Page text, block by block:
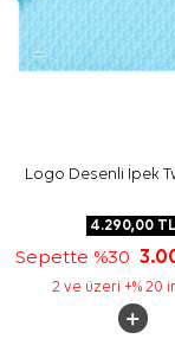
Logo Desenli İpek
4.290,00TL
Sepette %30
2 ve üzeri +% 20